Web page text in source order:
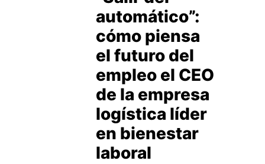
automático”:
cómo piensa
el futuro del
empleo el CEO
de la empresa
logística líder
en bienestar
laboral